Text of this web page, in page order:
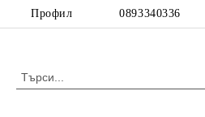
Профил 0893340336